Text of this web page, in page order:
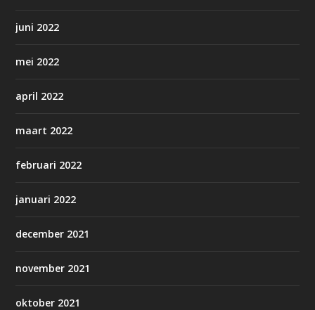
juni 2022
mei 2022
april 2022
maart 2022
februari 2022
januari 2022
december 2021
november 2021
oktober 2021